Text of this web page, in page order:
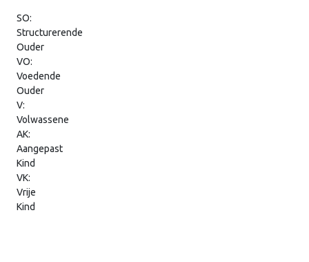
SO:
Structurerende
Ouder
VO:
Voedende
Ouder
V:
Volwassene
AK:
Aangepast
Kind
VK:
Vrije
Kind